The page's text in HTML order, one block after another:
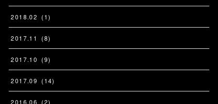
2018.02 (1)
2017.11 (8)
2017.10 (9)
2017.09 (14)
2016.06 (2)